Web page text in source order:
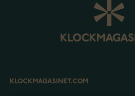
KLOCKMAGASINET.COM